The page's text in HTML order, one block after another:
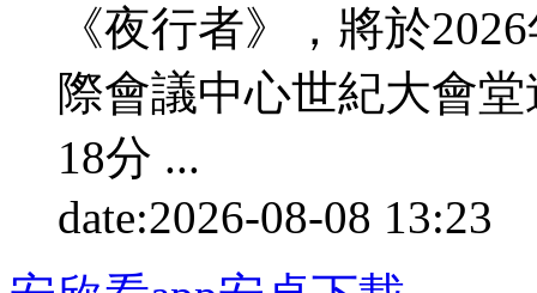
《夜行者》，將於
際會議中心世紀大會
18分 ...
date:2026-08-08 13:23